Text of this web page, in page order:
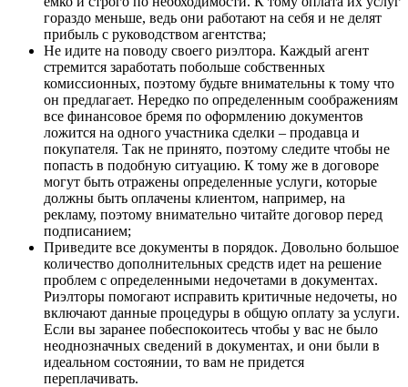
гораздо меньше, ведь они работают на себя и не делят
прибыль с руководством агентства;
Не идите на поводу своего риэлтора. Каждый агент
стремится заработать побольше собственных
комиссионных, поэтому будьте внимательны к тому что
он предлагает. Нередко по определенным соображениям
все финансовое бремя по оформлению документов
ложится на одного участника сделки – продавца и
покупателя. Так не принято, поэтому следите чтобы не
попасть в подобную ситуацию. К тому же в договоре
могут быть отражены определенные услуги, которые
должны быть оплачены клиентом, например, на
рекламу, поэтому внимательно читайте договор перед
подписанием;
Приведите все документы в порядок. Довольно большое
количество дополнительных средств идет на решение
проблем с определенными недочетами в документах.
Риэлторы помогают исправить критичные недочеты, но
включают данные процедуры в общую оплату за услуги.
Если вы заранее побеспокоитесь чтобы у вас не было
неоднозначных сведений в документах, и они были в
идеальном состоянии, то вам не придется
переплачивать.